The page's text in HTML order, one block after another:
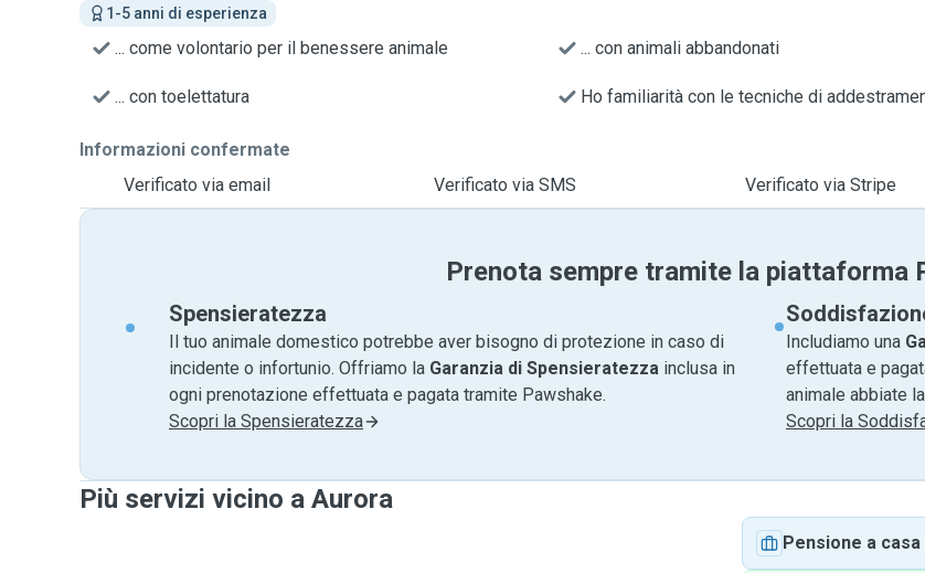
1-5 anni di esperienza
... come volontario per il benessere animale ... con animali abbandonati
... con toelettatura Ho familiarità con le tecniche di
Informazioni confermate
Verificato via email
Verificato via SMS Verificato via Stripe
Prenota sempre tramite la piattaforma
Spensieratezza
Il tuo animale domestico potrebbe aver bisogno di protezione in caso di
incidente o infortunio. Offriamo la Garanzia di Spensieratezza inclusa in
ogni prenotazione effettuata e pagata tramite Pawshake.
Scopri la Spensieratezza
Includiamo una
effettuata e
animale abbiate
Scopri la
Più servizi vicino a Aurora
Pensione a